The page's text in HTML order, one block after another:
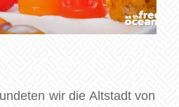
wir die Altstadt von